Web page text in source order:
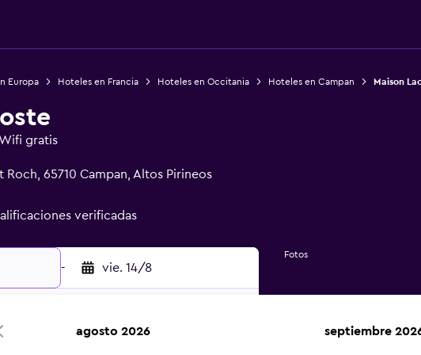
Europa Hoteles en Francia Hoteles en Occitania Hoteles en Campan Maison
gratis
Roch, 65710 Campan, Altos Pirineos
verificadas
- vie. 14/8
Fotos
agosto 2026 septiembre